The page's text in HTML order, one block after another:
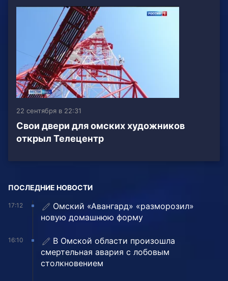
22 сентября в 22:31
Свои двери для омских художников
открыл Телецентр
ПОСЛЕДНИЕ НОВОСТИ
17:12
Омский «Авангард» «разморозил»
новую домашнюю форму
16:10
В Омской области произошла
смертельная авария с лобовым
столкновением